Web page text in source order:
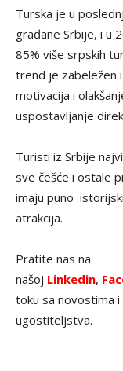
Turska je u
građane Srbije, i u
85% više srpskih
trend je zabeležen
motivacija i
uspostavljanje
Turisti iz Srbije
sve češće i ostale
imaju puno
atrakcija.
Pratite nas na
našoj Linkedin,
toku sa novostima
ugostiteljstva.